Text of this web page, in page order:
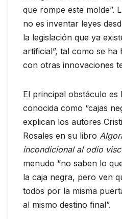
que rompe este molde”.
no es inventar leyes
la legislación que ya
artificial”, tal como se
con otras innovaciones
El principal obstáculo es
conocida como “cajas
explican los autores
Rosales en su libro
incondicional al odio
menudo “no saben lo
la caja negra, pero ven
todos por la misma
al mismo destino final”.